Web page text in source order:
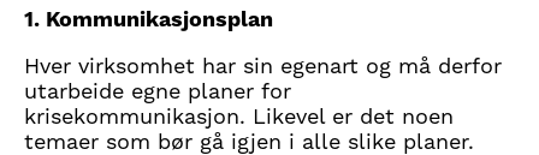
1. Kommunikasjonsplan
Hver virksomhet har sin egenart og må derfor
utarbeide egne planer for
krisekommunikasjon. Likevel er det noen
temaer som bør gå igjen i alle slike planer.